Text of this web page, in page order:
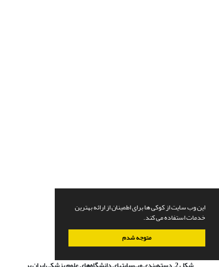
این وب سایت از کوکی ها برای اطمینان از ارائه بهترین
خدمات استفاده می کند.
متوجه شدم